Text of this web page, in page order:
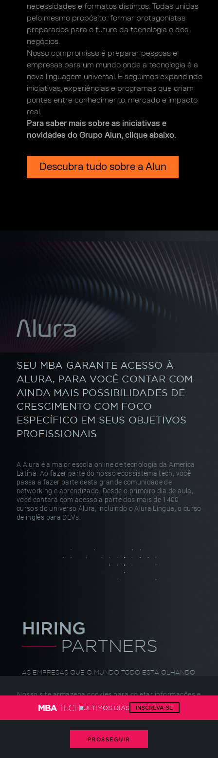
necessidades e formatos distintos. Todas unidas
pelo mesmo propósito: formar protagonistas
preparados para o futuro da tecnologia e dos
negócios.
Nosso compromisso é preparar pessoas e
empresas para um mundo onde a tecnologia é a
nova linguagem universal. E seguimos expandindo
iniciativas,experiências e programas que criam
pontes entre conhecimento, mercado e impacto
real.
Para saber mais sobre as iniciativas e
novidades do Grupo Alun, clique abaixo.
Descubra tudo sobre a Alun
SEU MBA GARANTE ACESSO À
ALURA, PARA VOCÊ CONTAR COM
AINDA MAIS POSSIBILIDADES DE
CRESCIMENTO COM FOCO
ESPECÍFICO EM SEUS OBJETIVOS
PROFISSIONAIS
A Alura é a maior escola online de tecnologia da America
Latina. Ao fazer parte do nosso ecossistema tech, você
passa a fazer parte desta grande comunidade de
networking e aprendizado. Desde o primeiro dia de aula,
você contará com acesso a parte dos mais de 1400
cursos do universo Alura, incluindo o Alura Língua, o curso
de inglês para DEVs.
HIRING
PARTNERS
AS EMPRESAS QUE O MUNDO TODO ESTÁ OLHANDO
ÚLTIMOS DIAS INSCREVA-SE
Nosso site armazena cookies para coletar informações e
Gerencie seus cookies
consulte nossa política
PROSSEGUIR